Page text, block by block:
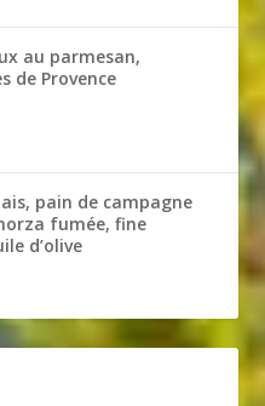
au parmesan,
de Provence
pain de campagne
fumée, fine
d’olive